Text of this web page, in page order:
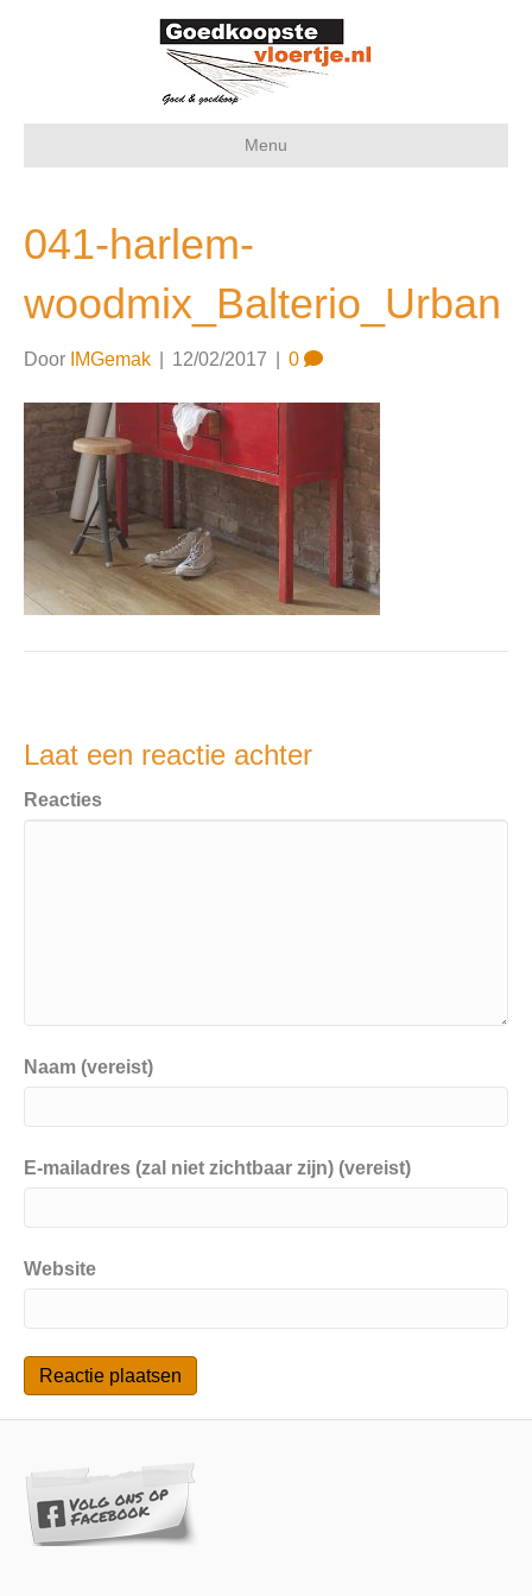
Menu
041-harlem-
woodmix_Balterio_Urban
Door IMGemak 12/02/2017 0
Laat een reactie achter
Reacties
Naam (vereist)
E-mailadres (zal niet zichtbaar zijn) (vereist)
Website